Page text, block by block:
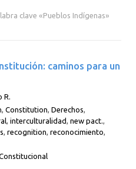
2002 2001 2000
clave «Pueblos Indígenas»
caminos para un
,Constitution,Derechos,
,interculturalidad,new pact.,
,recognition,reconocimiento,